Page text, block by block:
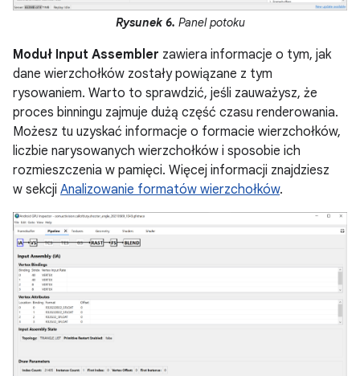
Rysunek 6. Panel potoku
Moduł Input Assembler zawiera informacje o tym, jak
dane wierzchołków zostały powiązane z tym
rysowaniem. Warto to sprawdzić, jeśli zauważysz, że
proces binningu zajmuje dużą część czasu renderowania.
Możesz tu uzyskać informacje o formacie wierzchołków,
liczbie narysowanych wierzchołków i sposobie ich
rozmieszczenia w pamięci. Więcej informacji znajdziesz
w sekcji Analizowanie formatów wierzchołków.